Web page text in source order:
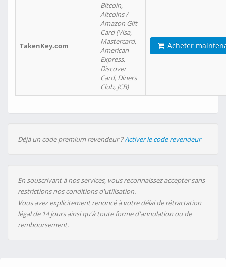
TakenKey.com
Bitcoin,
Altcoins /
Amazon Gift
Card (Visa,
Mastercard,
American
Express,
Discover
Card, Diners
Club, JCB)
Acheter
Déjà un code premium revendeur ?Activer le code revendeur
En souscrivant à nos services, vous reconnaissez accepter sans
restrictions nos conditions d'utilisation.
Vous avez explicitement renoncé à votre délai de rétractation
légal de 14 jours ainsi qu'à toute forme d'annulation ou de
remboursement.